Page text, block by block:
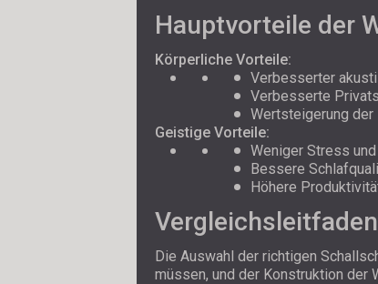
Hauptvorteile der
Körperliche Vorteile:
Verbesserter
Verbesserte
Wertsteigerung der
Geistige Vorteile:
Weniger Stress
Bessere
Höhere
Die Auswahl der richtigen
müssen, und der Konstruktion der